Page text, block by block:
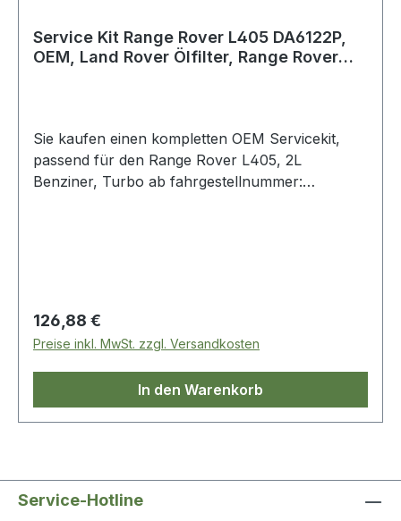
Service Kit Range Rover L405 DA6122P,
OEM, Land Rover Ölfilter, Range Rover
Sie kaufen einen kompletten OEM Servicekit,
passend für den Range Rover L405, 2L
Benziner, Turbo ab fahrgestellnummer:
Regulärer Preis:
126,88 €
Preise inkl. MwSt. zzgl. Versandkosten
In den Warenkorb
Service-Hotline